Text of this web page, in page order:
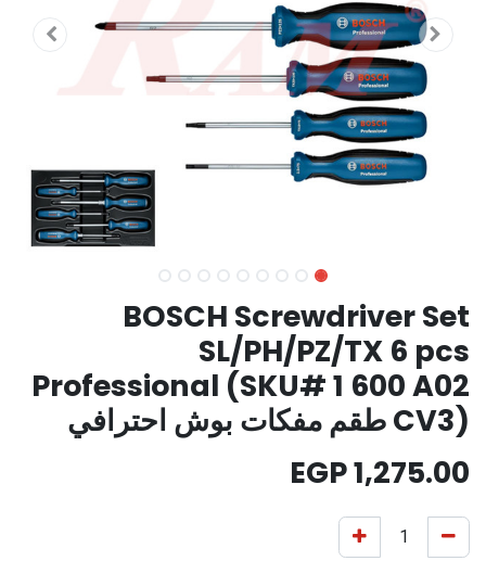
BOSCH Screwdriver Set
SL/PH/PZ/TX 6 pcs
Professional (SKU# 1 600 A02
CV3) طقم مفكات بوش احترافي
1,275.00